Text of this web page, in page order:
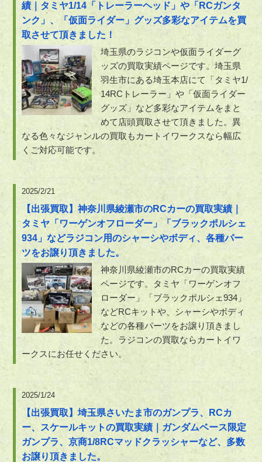
績｜タミヤ1/14「トレーラーヘッド」や「RCガンタ
ンク」、「仮面ライダー」グッズ多彩なアイテムを買
取させて頂きました！
埼玉県のラジコンや仮面ライダーグ
ッズの買取実績ページです。埼玉県
羽生市にある埼玉本店にて「タミヤ1/
14RCトレーラー」や「仮面ライダー
グッズ」など多彩なアイテムをまと
めて店頭買取させて頂きました。異
なる色々なジャンルの買取もカートイワークスなら幅広
くご対応可能です。
2025/2/21
【出張買取】神奈川県綾瀬市のRCカーの買取実績｜
タミヤ「ワーゲンオフローダー」「ブラックポルシェ
934」などラジコン用のシャーシやボディ、各種パー
ツをお譲り頂きました。
神奈川県綾瀬市のRCカーの買取実績
ページです。タミヤ「ワーゲンオフ
ローダー」「ブラックポルシェ934」
などRCキットや、シャーシやボディ
などの各種パーツをお譲り頂きまし
た。ラジコンの買取ならカートイワ
ークスにお任せください。
2025/1/24
【出張買取】埼玉県さいたま市のガンプラ、RCカ
ー、スケールキットの買取実績｜ガンダムベース限定
ガンプラ、京商1/8RCマッドクラッシャーなど、多数
お譲り頂きました。